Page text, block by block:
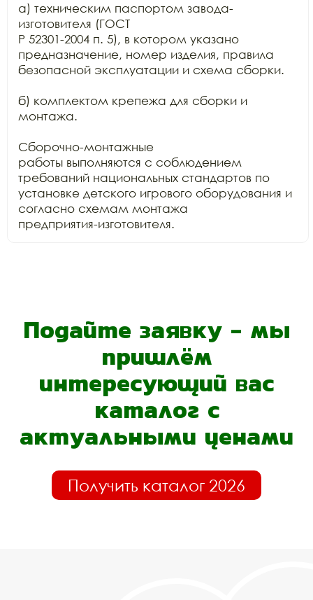
а) техническим паспортом завода-
изготовителя (ГОСТ
Р 52301-2004 п. 5), в котором указано
предназначение, номер изделия, правила
безопасной эксплуатации и схема сборки.
б) комплектом крепежа для сборки и
монтажа.
Сборочно-монтажные
работы выполняются с соблюдением
требований национальных стандартов по
установке детского игрового оборудования и
согласно схемам монтажа
предприятия-изготовителя.
Подайте заявку - мы
пришлём
интересующий вас
каталог с
актуальными ценами
Получить каталог 2026